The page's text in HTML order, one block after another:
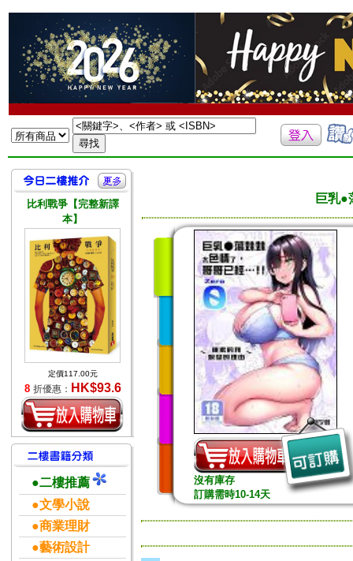
比利戰爭【完整新譯
本】
定價117.00元
8 折優惠： HK$93.6
●二樓推薦
●文學小說
●商業理財
●藝術設計
巨乳●
沒有庫存
訂購需時10-14天